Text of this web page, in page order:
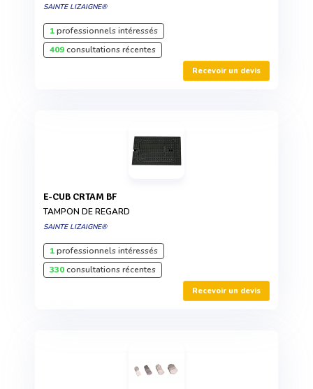
SAINTE LIZAIGNE®
1professionnels intéressés
409consultations récentes
Recevoir un devis
E-CUB CRTAM BF
TAMPON DE REGARD
SAINTE LIZAIGNE®
1professionnels intéressés
330consultations récentes
Recevoir un devis